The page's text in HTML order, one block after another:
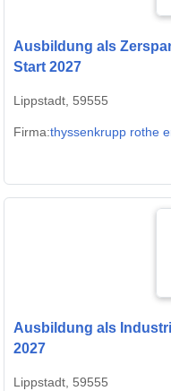
Ausbildung als
Start 2027
Lippstadt, 59555
Firma:thyssenkrupp rothe
Ausbildung als
2027
Lippstadt, 59555